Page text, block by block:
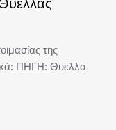
της
ΠΗΓΗ: Θυελλα